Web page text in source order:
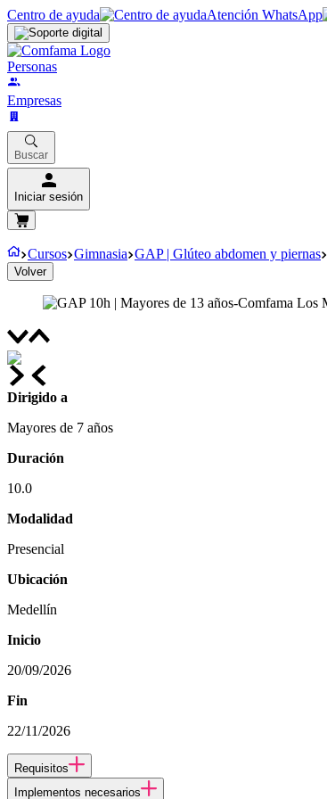
Centro de ayuda Atención WhatsApp
Personas
Empresas
Buscar
Iniciar sesión
Cursos Gimnasia GAP | Glúteo abdomen y piernas
Volver
Dirigido a
Mayores de 7 años
Duración
10.0
Modalidad
Presencial
Ubicación
Medellín
Inicio
20/09/2026
Fin
22/11/2026
Requisitos
Implementos necesarios